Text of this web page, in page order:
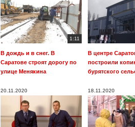
1:11
В дождь и в снег. В
Саратове строят дорогу по
улице Менякина
В центре
построили
бурятского
20.11.2020 18.11.2020